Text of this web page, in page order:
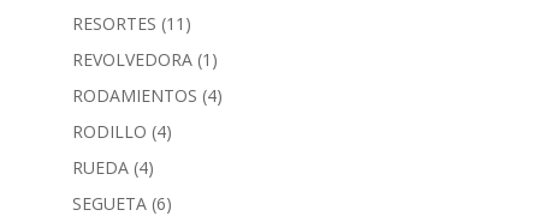
RESORTES (11)
REVOLVEDORA (1)
RODAMIENTOS (4)
RODILLO (4)
RUEDA (4)
SEGUETA (6)